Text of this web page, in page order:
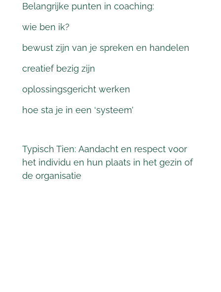
Belangrijke punten in coaching:
wie ben ik?
bewust zijn van je spreken en handelen
creatief bezig zijn
oplossingsgericht werken
hoe sta je in een ‘systeem’
Typisch Tien: Aandacht en respect voor
het individu en hun plaats in het gezin of
de organisatie